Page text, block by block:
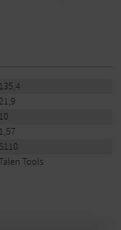
135,4
21,9
10
1,57
S110
Tools